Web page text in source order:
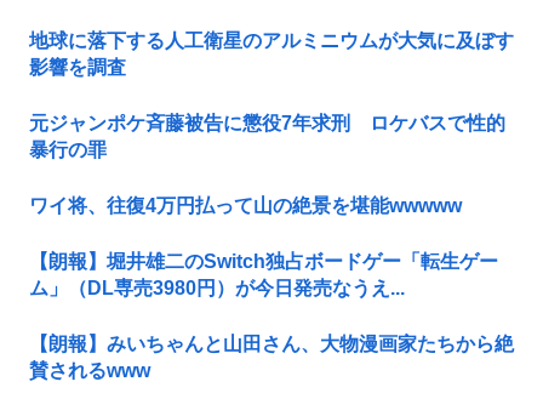
地球に落下する人工衛星のアルミニウムが大気に及ぼす
影響を調査
元ジャンポケ斉藤被告に懲役7年求刑 ロケバスで性的
暴行の罪
ワイ将、往復4万円払って山の絶景を堪能wwwww
【朗報】堀井雄二のSwitch独占ボードゲー「転生ゲー
ム」（DL専売3980円）が今日発売なうえ...
【朗報】みいちゃんと山田さん、大物漫画家たちから絶
賛されるwww